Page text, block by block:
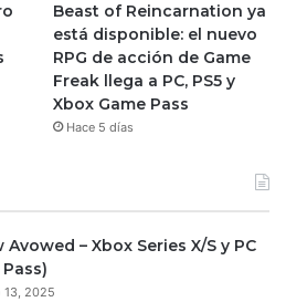
Beast of Reincarnation ya
está disponible: el nuevo
RPG de acción de Game
Freak llega a PC, PS5 y
Xbox Game Pass
Hace 5 días
Avowed – Xbox Series X/S y PC
13, 2025